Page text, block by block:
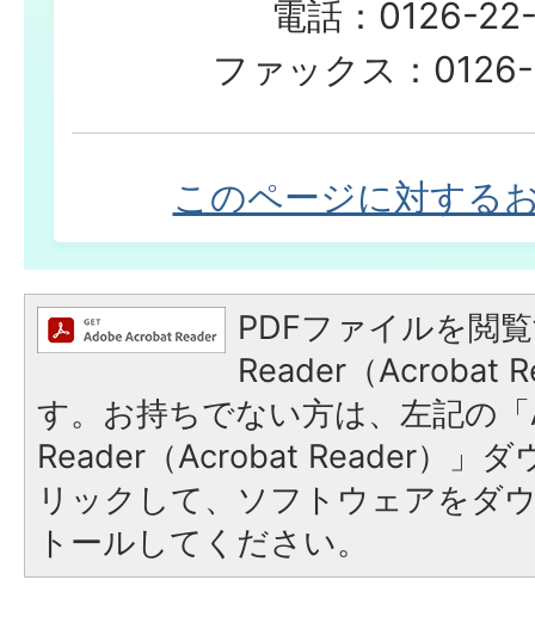
電話：0126-
ファックス：
このページに対する
PDFファイルを閲
Reader（Acrobat
す。お持ちでない方は、左記の
Reader（Acrobat Reader）」ダ
リックして、ソフトウェアをダ
トールしてください。